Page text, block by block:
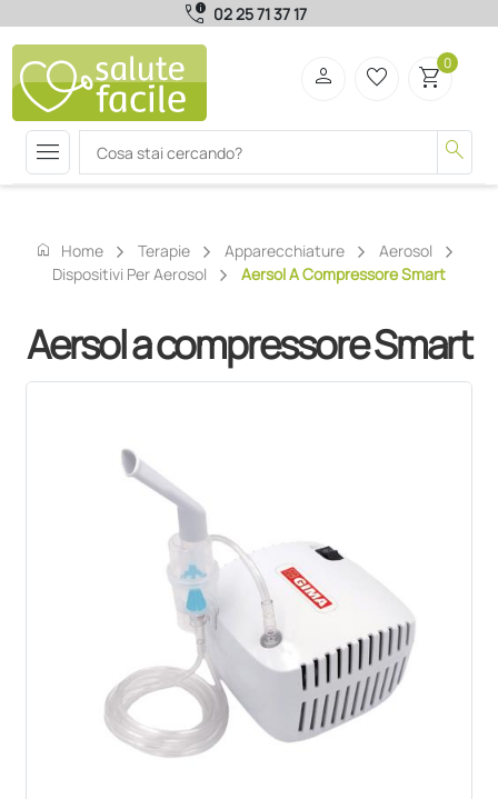
call_quality 02 25 71 37 17
menu search
person favorite_border shopping_cart0
home Home Terapie Apparecchiature
Aerosol
Dispositivi Per Aerosol
Aersol A Compressore Smart
Aersol a compressore Smart